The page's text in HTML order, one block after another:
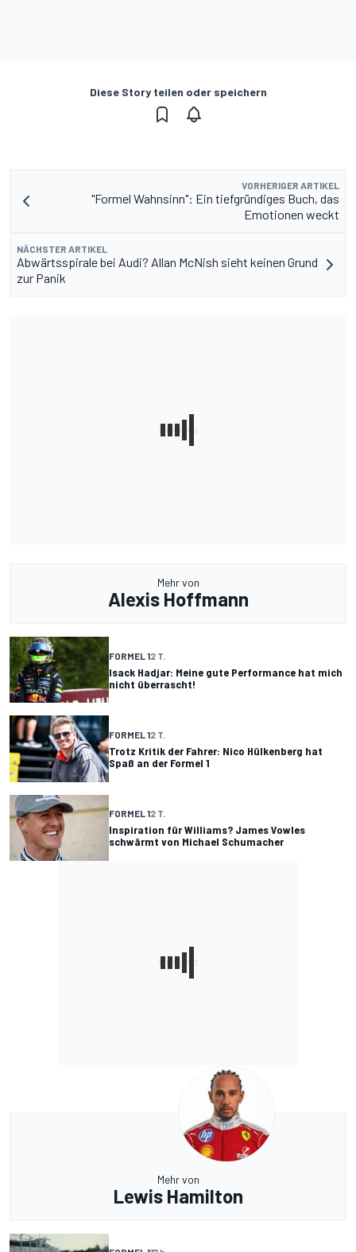
Diese Story teilen oder speichern
VORHERIGER ARTIKEL
"Formel Wahnsinn": Ein tiefgründiges Buch, das
Emotionen weckt
NÄCHSTER ARTIKEL
Abwärtsspirale bei Audi? Allan McNish sieht keinen Grund
zur Panik
Mehr von
Alexis Hoffmann
FORMEL 12 T.
Isack Hadjar: Meine gute Performance hat mich
nicht überrascht!
FORMEL 12 T.
Trotz Kritik der Fahrer: Nico Hülkenberg hat
Spaß an der Formel 1
FORMEL 12 T.
Inspiration für Williams? James Vowles
schwärmt von Michael Schumacher
Mehr von
Lewis Hamilton